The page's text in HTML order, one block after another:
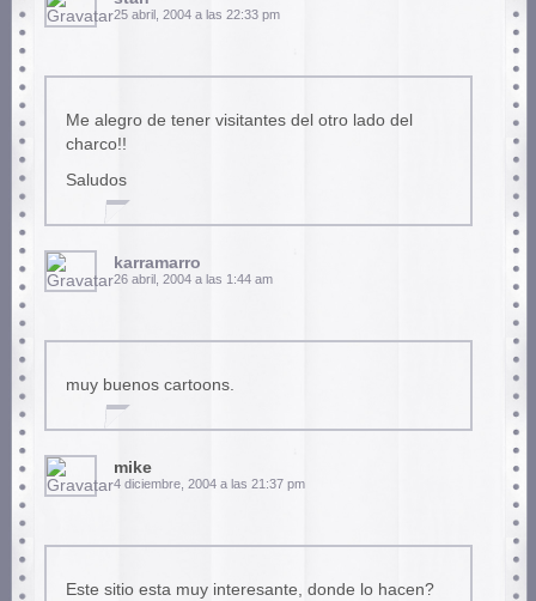
25 abril, 2004 a las 22:33 pm
Me alegro de tener visitantes del otro lado del
charco!!
Saludos
karramarro
26 abril, 2004 a las 1:44 am
muy buenos cartoons.
mike
4 diciembre, 2004 a las 21:37 pm
Este sitio esta muy interesante, donde lo hacen?